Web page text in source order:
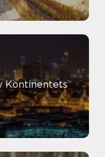
Kontinentets